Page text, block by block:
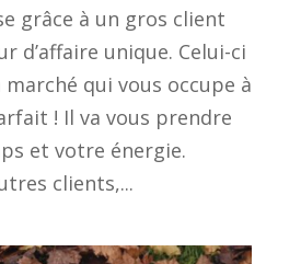
grâce à un gros client
d’affaire unique. Celui-ci
qui vous occupe à
! Il va vous prendre
et votre énergie.
clients,...